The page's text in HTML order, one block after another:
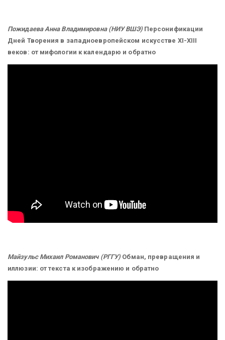
Пожидаева Анна Владимировна (НИУ ВШЭ) Персонификации
Дней Творения в западноевропейском искусстве XI-XIII
веков: от мифологии к календарю и обратно
Майзульс Михаил Романович (РГГУ) Обман, превращения и
иллюзии: от текста к изображению и обратно